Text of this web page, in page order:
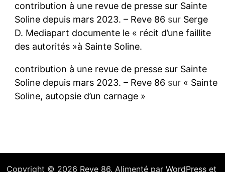
contribution à une revue de presse sur Sainte
Soline depuis mars 2023. – Reve 86 sur Serge
D. Mediapart documente le « récit d’une faillite
des autorités »à Sainte Soline.
contribution à une revue de presse sur Sainte
Soline depuis mars 2023. – Reve 86 sur « Sainte
Soline, autopsie d’un carnage »
Copyright © 2026 Reve 86. Alimenté par WordPresset